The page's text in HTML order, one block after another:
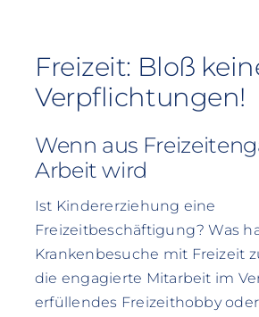
Freizeit: Bloß
Verpflichtungen!
Wenn aus
Arbeit wird
Ist Kindererziehung eine
Freizeitbeschäftigung? Was
Krankenbesuche mit Freizeit
die engagierte Mitarbeit im
erfüllendes Freizeithobby